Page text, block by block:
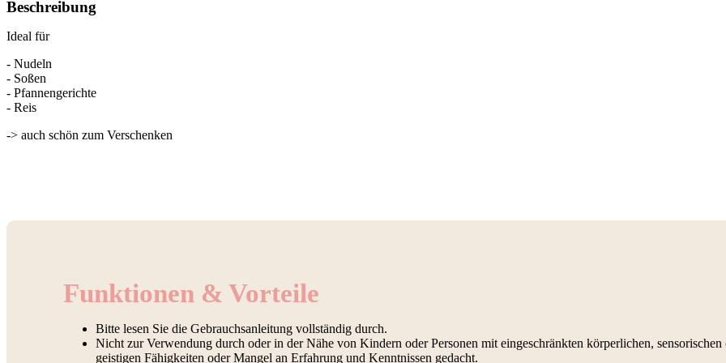
Beschreibung
Ideal für
- Nudeln
- Soßen
- Pfannengerichte
- Reis
-> auch schön zum Verschenken
Funktionen & Vorteile
Bitte lesen Sie die Gebrauchsanleitung vollständig durch.
Nicht zur Verwendung durch oder in der Nähe von Kindern oder Personen mit eingeschränkten körperlichen, sensorischen
geistigen Fähigkeiten oder Mangel an Erfahrung und Kenntnissen gedacht.